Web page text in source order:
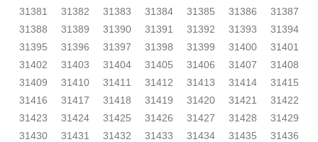
31381
31382 31383 31384 31385 31386
31387
31388
31389 31390 31391 31392 31393
31394
31395
31396 31397 31398 31399 31400
31401
31402
31403 31404 31405 31406 31407
31408
31409
31410 31411 31412 31413 31414
31415
31416
31417 31418 31419 31420 31421
31422
31423
31424 31425 31426 31427 31428
31429
31430
31431 31432 31433 31434 31435
31436